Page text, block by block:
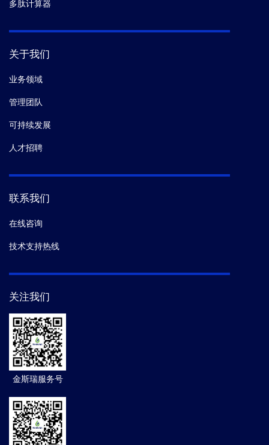
多肽计算器
关于我们
业务领域
管理团队
可持续发展
人才招聘
联系我们
在线咨询
技术支持热线
关注我们
金斯瑞服务号